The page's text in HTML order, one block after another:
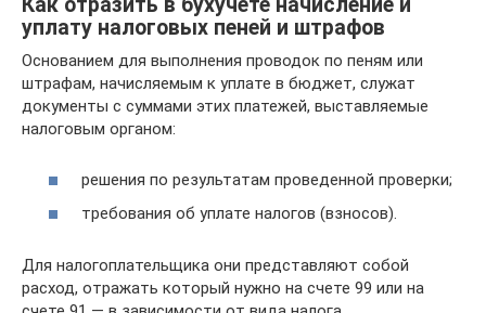
Как отразить в бухучете начисление и
уплату налоговых пеней и штрафов
Основанием для выполнения проводок по пеням или
штрафам, начисляемым к уплате в бюджет, служат
документы с суммами этих платежей, выставляемые
налоговым органом:
решения по результатам проведенной проверки;
требования об уплате налогов (взносов).
Для налогоплательщика они представляют собой
расход, отражать который нужно на счете 99 или на